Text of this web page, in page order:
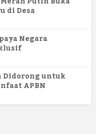
di Desa
Negara
Didorong untuk
APBN